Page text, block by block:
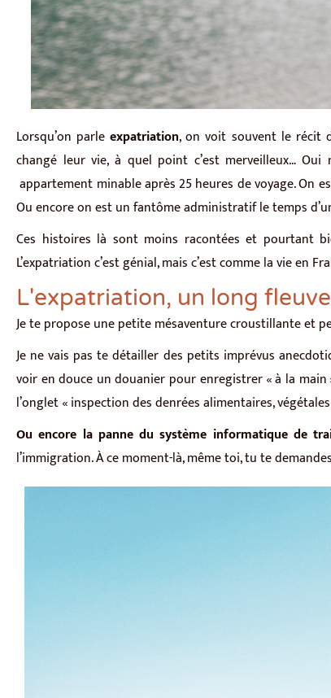
Lorsqu’on parleexpatriation, on voit souvent le récit
changé leur vie, à quel point c’est merveilleux…
appartement minable après 25 heures de voyage. On
Ou encore on est un fantôme administratif le temps
Ces histoires là sont moins racontées et pourtant
L’expatriation c’est génial, mais c’est comme la vie en
L'expatriation, un long
Je te propose une petite mésaventure croustillante et
Je ne vais pas te détailler des petits imprévus
voir en douce un douanier pour enregistrer « à la
l’onglet « inspection des denrées alimentaires,
Ou encore la panne du système informatique de
l’immigration. À ce moment-là, même toi, tu te